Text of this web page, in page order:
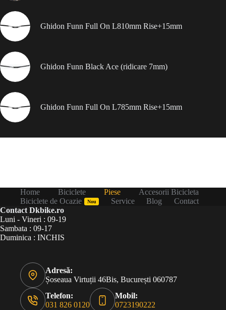
Ghidon Funn Full On L810mm Rise+15mm
Ghidon Funn Black Ace (ridicare 7mm)
Ghidon Funn Full On L785mm Rise+15mm
Home Biciclete Piese
Accesorii Bicicleta
Biciclete de Ocazie
Nou Service Blog
Contact
Contact Dkbike.ro
Luni - Vineri : 09-19
Sambata : 09-17
Duminica : INCHIS
Adresă:
Șoseaua Virtuții 46Bis, București 060787
Telefon:
031 826 0120
Mobil:
0723190222